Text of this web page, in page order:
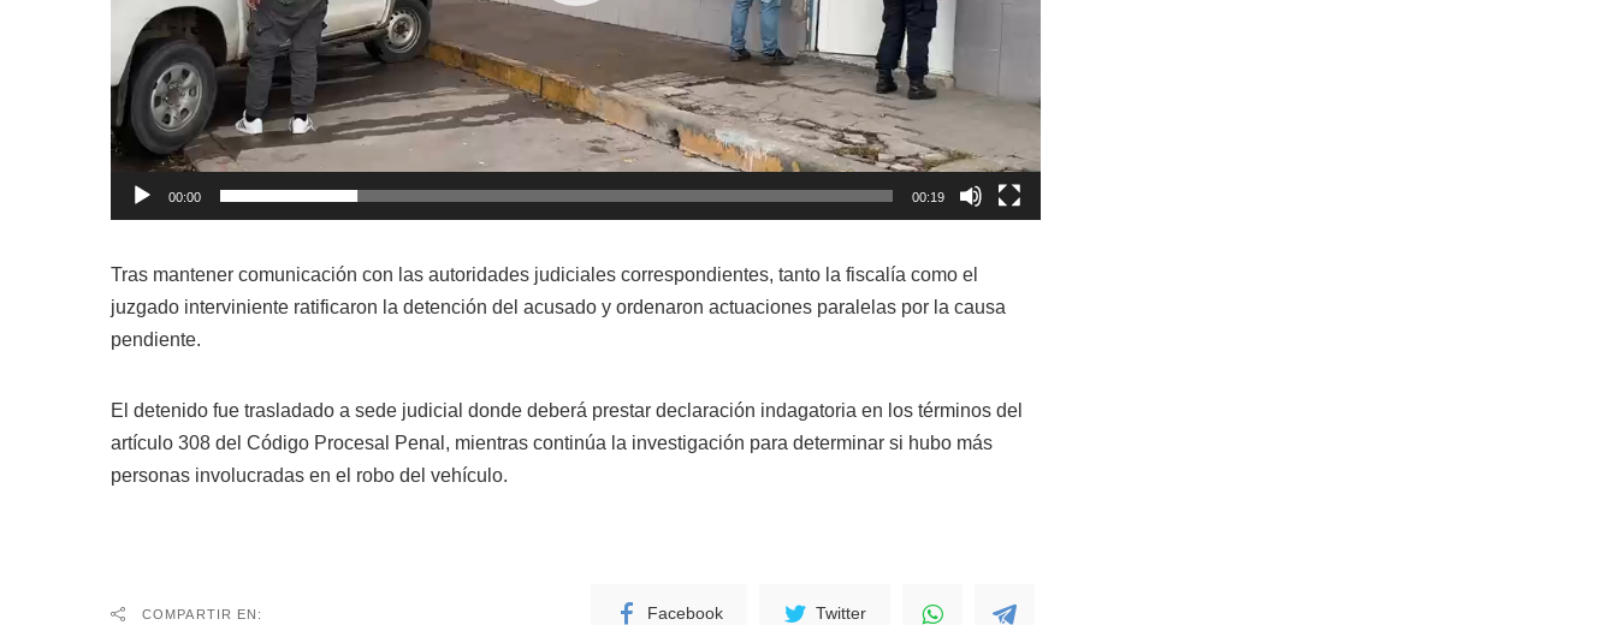
00:00 00:19
Tras mantener comunicación con las autoridades judiciales correspondientes, tanto la fiscalía como el
juzgado interviniente ratificaron la detención del acusado y ordenaron actuaciones paralelas por la causa
pendiente.
El detenido fue trasladado a sede judicial donde deberá prestar declaración indagatoria en los términos del
artículo 308 del Código Procesal Penal, mientras continúa la investigación para determinar si hubo más
personas involucradas en el robo del vehículo.
COMPARTIR EN: Facebook Twitter